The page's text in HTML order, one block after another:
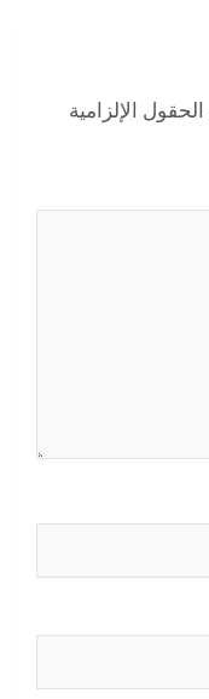
الحقول الإلزامية